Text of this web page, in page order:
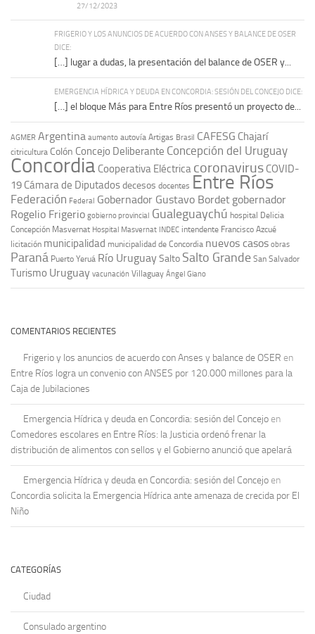
27/12/2023
FRIGERIO Y LOS ANUNCIOS DE ACUERDO CON ANSES Y BALANCE DE OSER
DICE:
[…] lugar a dudas, la presentación del balance de OSER y...
EMERGENCIA HÍDRICA Y DEUDA EN CONCORDIA: SESIÓN DEL CONCEJO DICE:
[…] el bloque Más para Entre Ríos presentó un proyecto de...
AGMER Argentina aumento autovía Artigas Brasil CAFESG Chajarí
citricultura Colón Concejo Deliberante Concepción del Uruguay
Concordia Cooperativa Eléctrica coronavirus COVID-
19 Cámara de Diputadosdecesos docentes Entre Ríos
Federación Federal Gobernador Gustavo Bordet gobernador
Rogelio Frigerio gobierno provincial Gualeguaychú hospital Delicia
Concepción Masvernat Hospital Masvernat INDEC intendente Francisco Azcué
licitación municipalidad municipalidad de Concordia nuevos casos obras
Paraná Puerto Yeruá Río UruguaySalto Salto Grande San Salvador
Turismo Uruguay vacunación Villaguay Ángel Giano
COMENTARIOS RECIENTES
Frigerio y los anuncios de acuerdo con Anses y balance de OSER en
Entre Ríos logra un convenio con ANSES por 120.000 millones para la
Caja de Jubilaciones
Emergencia Hídrica y deuda en Concordia: sesión del Concejo en
Comedores escolares en Entre Ríos: la Justicia ordenó frenar la
distribución de alimentos con sellos y el Gobierno anunció que apelará
Emergencia Hídrica y deuda en Concordia: sesión del Concejo en
Concordia solicita la Emergencia Hídrica ante amenaza de crecida por El
Niño
CATEGORÍAS
Ciudad
Consulado argentino